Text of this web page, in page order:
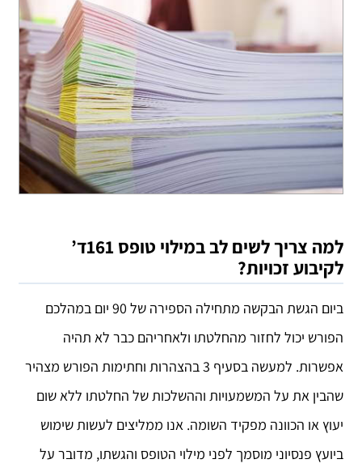
למה צריך לשים לב במילוי טופס 161ד’
לקיבוע זכויות?
ביום הגשת הבקשה מתחילה הספירה של 90 יום במהלכם
הפורש יכול לחזור מהחלטתו ולאחריהם כבר לא תהיה
אפשרות. למעשה בסעיף 3 בהצהרות וחתימות הפורש מצהיר
שהבין את על המשמעויות וההשלכות של החלטתו ללא שום
יעוץ או הכוונה מפקיד השומה. אנו ממליצים לעשות שימוש
ביועץ פנסיוני מוסמך לפני מילוי הטופס והגשתו, מדובר על